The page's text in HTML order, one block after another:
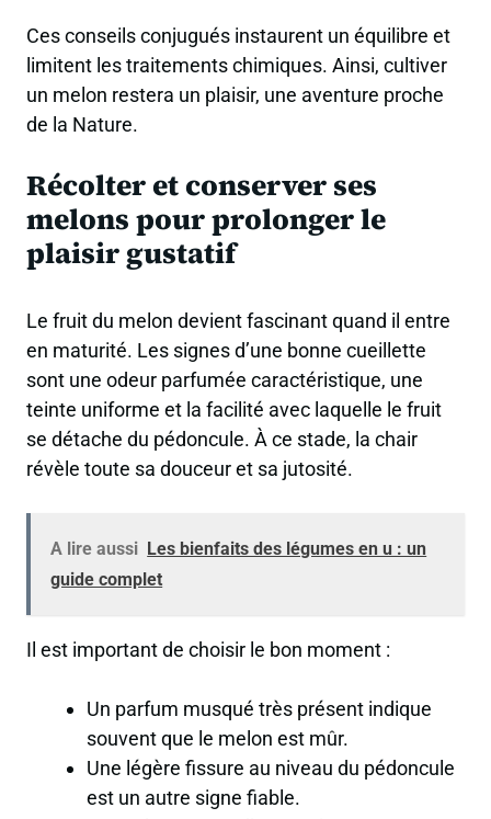
Ces conseils conjugués instaurent un équilibre et
limitent les traitements chimiques. Ainsi, cultiver
un melon restera un plaisir, une aventure proche
de la Nature.
Récolter et conserver ses
melons pour prolonger le
plaisir gustatif
Le fruit du melon devient fascinant quand il entre
en maturité. Les signes d’une bonne cueillette
sont une odeur parfumée caractéristique, une
teinte uniforme et la facilité avec laquelle le fruit
se détache du pédoncule. À ce stade, la chair
révèle toute sa douceur et sa jutosité.
A lire aussi Les bienfaits des légumes en u : un
guide complet
Il est important de choisir le bon moment :
Un parfum musqué très présent indique
souvent que le melon est mûr.
Une légère fissure au niveau du pédoncule
est un autre signe fiable.